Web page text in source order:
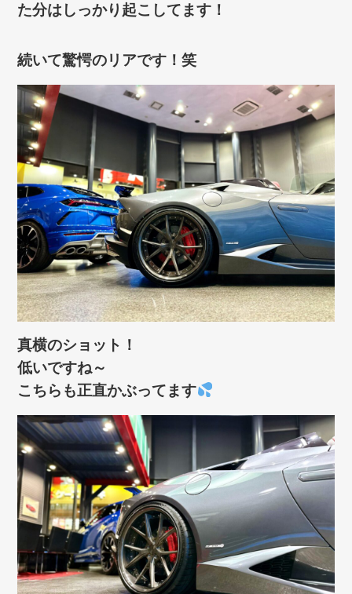
た分はしっかり起こしてます！
続いて驚愕のリアです！笑
真横のショット！
低いですね～
こちらも正直かぶってます